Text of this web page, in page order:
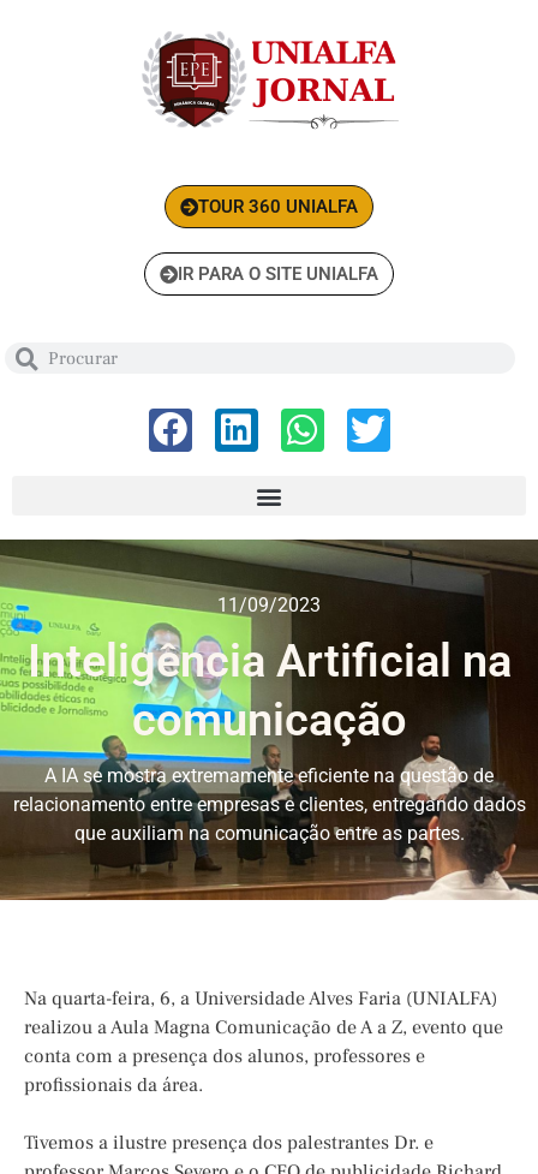
TOUR 360 UNIALFA
IR PARA O SITE UNIALFA
11/09/2023
Inteligência Artificial na
comunicação
A IA se mostra extremamente eficiente na questão de
relacionamento entre empresas e clientes, entregando dados
que auxiliam na comunicação entre as partes.
Na quarta-feira, 6, a Universidade Alves Faria (UNIALFA)
realizou a Aula Magna Comunicação de A a Z, evento que
conta com a presença dos alunos, professores e
profissionais da área.
Tivemos a ilustre presença dos palestrantes Dr. e